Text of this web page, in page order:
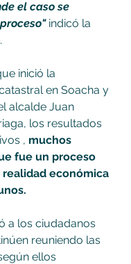
el caso se
indicó la
inició la
en Soacha y
alcalde Juan
los resultados
, muchos
fue un proceso
económica
a los ciudadanos
reuniendo las
ellos